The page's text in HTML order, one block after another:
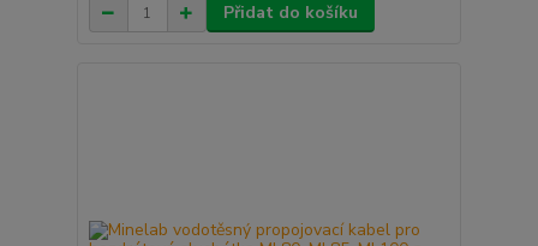
Přidat do košíku